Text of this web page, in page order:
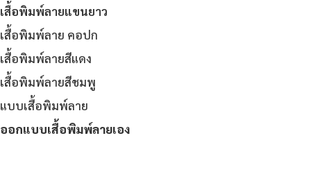
เสื้อพิมพ์ลายแขนยาว
เสื้อพิมพ์ลาย คอปก
เสื้อพิมพ์ลายสีแดง
เสื้อพิมพ์ลายสีชมพู
แบบเสื้อพิมพ์ลาย
ออกแบบเสื้อพิมพ์ลายเอง